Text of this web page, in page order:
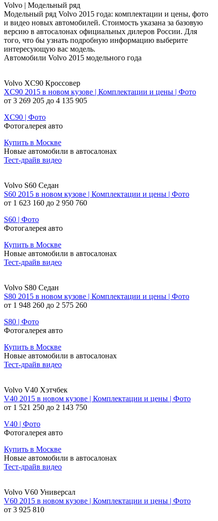
Volvo | Модельный ряд
Модельный ряд Volvo 2015 года: комплектации и цены, фото
и видео новых автомобилей. Стоимость указана за базовую
версию в автосалонах официальных дилеров России. Для
того, что бы узнать подробную информацию выберите
интересующую вас модель.
Автомобили Volvo 2015 модельного года
Volvo XC90 Кроссовер
XC90 2015 в новом кузове | Комплектации и цены | Фото
от 3 269 205 до 4 135 905
XC90 | Фото
Фотогалерея авто
Купить в Москве
Новые автомобили в автосалонах
Тест-драйв видео
Volvo S60 Седан
S60 2015 в новом кузове | Комплектации и цены | Фото
от 1 623 160 до 2 950 760
S60 | Фото
Фотогалерея авто
Купить в Москве
Новые автомобили в автосалонах
Тест-драйв видео
Volvo S80 Седан
S80 2015 в новом кузове | Комплектации и цены | Фото
от 1 948 260 до 2 575 260
S80 | Фото
Фотогалерея авто
Купить в Москве
Новые автомобили в автосалонах
Тест-драйв видео
Volvo V40 Хэтчбек
V40 2015 в новом кузове | Комплектации и цены | Фото
от 1 521 250 до 2 143 750
V40 | Фото
Фотогалерея авто
Купить в Москве
Новые автомобили в автосалонах
Тест-драйв видео
Volvo V60 Универсал
V60 2015 в новом кузове | Комплектации и цены | Фото
от 3 925 810